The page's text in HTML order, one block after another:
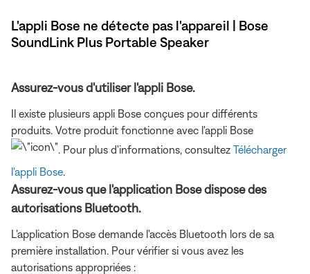
L'appli Bose ne détecte pas l'appareil | Bose
SoundLink Plus Portable Speaker
Assurez-vous d'utiliser l'appli Bose.
Il existe plusieurs appli Bose conçues pour différents
produits. Votre produit fonctionne avec l'appli Bose
. Pour plus d'informations, consultez Télécharger
l'appli Bose
Assurez-vous que l'application Bose dispose des
autorisations Bluetooth.
L'application Bose demande l'accès Bluetooth lors de sa
première installation. Pour vérifier si vous avez les
autorisations appropriées :